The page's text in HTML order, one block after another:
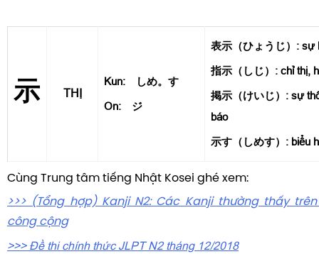
示 THỊ
Kun: しめ。す
On: ジ
表示（ひょうじ）: sự
指示（しじ）: chỉ thị,
掲示（けいじ）: sự
báo
示す（しめす）: biểu
Cùng Trung tâm tiếng Nhật Kosei ghé xem:
>>> (Tổng hợp) Kanji N2: Các Kanji thường thấy
công cộng
>>> Đề thi chính thức JLPT N2tháng 12/2018